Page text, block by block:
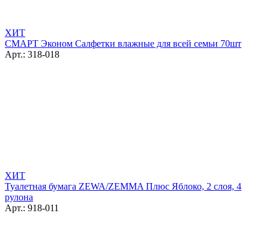
ХИТ
СМАРТ Эконом Салфетки влажные для всей семьи 70шт
Арт.: 318-018
ХИТ
Туалетная бумага ZEWA/ZEMMA Плюс Яблоко, 2 слоя, 4
рулона
Арт.: 918-011